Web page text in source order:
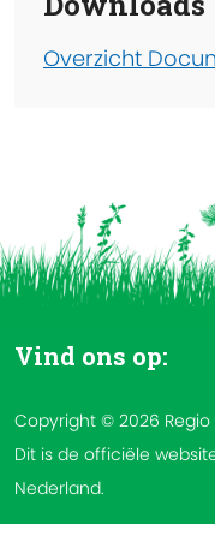
Overzicht
Vind ons op:
Copyright © 2026
Dit is de officiële
Nederland.